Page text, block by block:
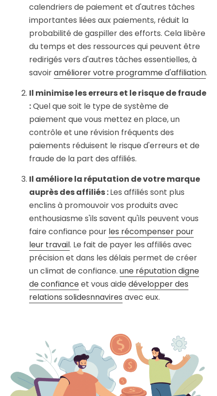
calendriers de paiement et d'autres tâches
importantes liées aux paiements, réduit la
probabilité de gaspiller des efforts. Cela libère
du temps et des ressources qui peuvent être
redirigés vers d'autres tâches essentielles, à
savoiraméliorer votre programme d'affiliation.
Il minimise les erreurs et le risque de fraude
:Quel que soit le type de système de
paiement que vous mettez en place, un
contrôle et une révision fréquents des
paiements réduisent le risque d'erreurs et de
fraude de la part des affiliés.
Il améliore la réputation de votre marque
auprès des affiliés :Les affiliés sont plus
enclins à promouvoir vos produits avec
enthousiasme s'ils savent qu'ils peuvent vous
faire confiance pour les récompenser pour
leur travail. Le fait de payer les affiliés avec
précision et dans les délais permet de créer
un climat de confiance. une réputation digne
de confianceet vous aide développer des
relations solidesnnavires avec eux.